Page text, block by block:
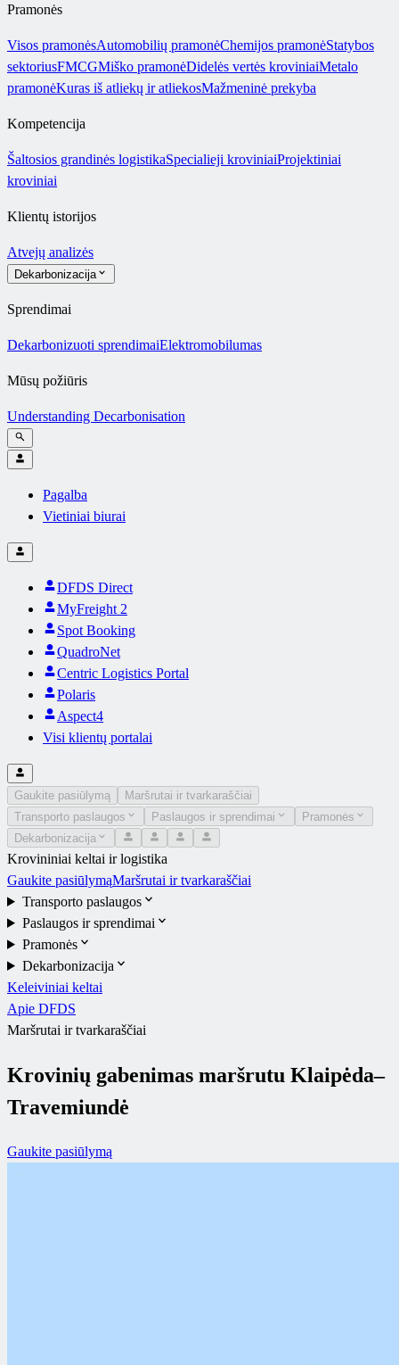
Pramonės
Visos pramonėsAutomobilių pramonėChemijos pramonėStatybos
sektoriusFMCGMiško pramonėDidelės vertės kroviniaiMetalo
pramonėKuras iš atliekų ir atliekosMažmeninė prekyba
Kompetencija
Šaltosios grandinės logistikaSpecialieji kroviniaiProjektiniai
kroviniai
Klientų istorijos
Atvejų analizės
Dekarbonizacija
Sprendimai
Dekarbonizuoti sprendimaiElektromobilumas
Mūsų požiūris
Understanding Decarbonisation
Pagalba
Vietiniai biurai
DFDS Direct
MyFreight 2
Spot Booking
QuadroNet
Centric Logistics Portal
Polaris
Aspect4
Visi klientų portalai
Gaukite pasiūlymą
Maršrutai ir tvarkaraščiai
Transporto paslaugos
Paslaugos ir sprendimai
Pramonės
Dekarbonizacija
Krovininiai keltai ir logistika
Gaukite pasiūlymąMaršrutai ir tvarkaraščiai
Transporto paslaugos
Paslaugos ir sprendimai
Pramonės
Dekarbonizacija
Keleiviniai keltai
Apie DFDS
Maršrutai ir tvarkaraščiai
Krovinių gabenimas maršrutu Klaipėda–
Travemiundė
Gaukite pasiūlymą